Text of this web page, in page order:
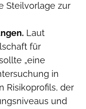
Steilvorlage zur
Laut
für
„eine
in
Risikoprofils, der
und